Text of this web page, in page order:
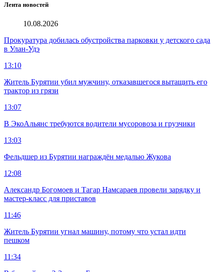
Лента новостей
10.08.2026
Прокуратура добилась обустройства парковки у детского сада
в Улан-Удэ
13:10
Житель Бурятии убил мужчину, отказавшегося вытащить его
трактор из грязи
13:07
В ЭкоАльянс требуются водители мусоровоза и грузчики
13:03
Фельдшер из Бурятии награждён медалью Жукова
12:08
Александр Богомоев и Тагар Намсараев провели зарядку и
мастер-класс для приставов
11:46
Житель Бурятии угнал машину, потому что устал идти
пешком
11:34